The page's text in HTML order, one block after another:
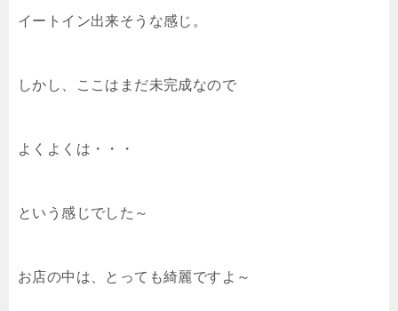
イートイン出来そうな感じ。
しかし、ここはまだ未完成なので
よくよくは・・・
という感じでした～
お店の中は、とっても綺麗ですよ～